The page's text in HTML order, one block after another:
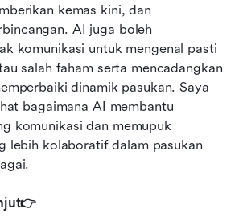
kemas kini, dan
AI juga boleh
komunikasi untuk mengenal pasti
salah faham serta mencadangkan
dinamik pasukan. Saya
bagaimana AI membantu
komunikasi dan memupuk
lebih kolaboratif dalam pasukan